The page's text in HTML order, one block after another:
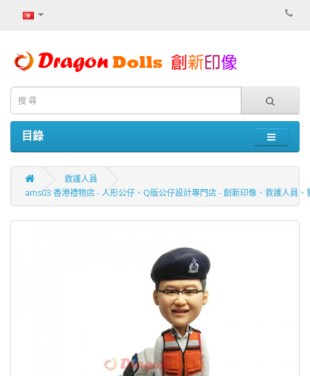
目錄
救護人員
ams03 香港禮物店 - 人形公仔、Q版公仔設計專門店 - 創新印像、救護人員